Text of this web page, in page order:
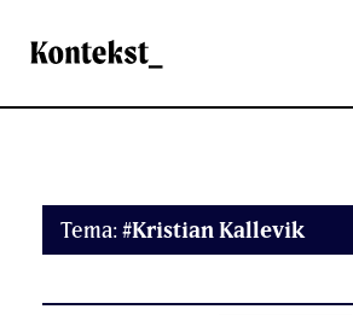
Kontekst
Tema:#Kristian Kallevik